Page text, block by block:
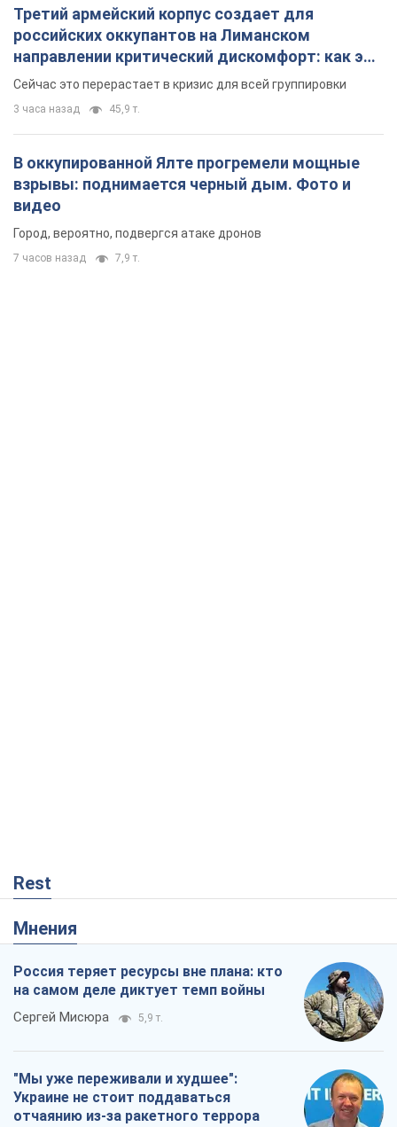
Третий армейский корпус создает для
российских оккупантов на Лиманском
направлении критический дискомфорт: как это
удалось
Сейчас это перерастает в кризис для всей группировки
3 часа назад 45,9 т.
В оккупированной Ялте прогремели мощные
взрывы: поднимается черный дым. Фото и
видео
Город, вероятно, подвергся атаке дронов
7 часов назад 7,9 т.
Rest
Мнения
Россия теряет ресурсы вне плана: кто
на самом деле диктует темп войны
Сергей Мисюра 5,9 т.
"Мы уже переживали и худшее":
Украине не стоит поддаваться
отчаянию из-за ракетного террора